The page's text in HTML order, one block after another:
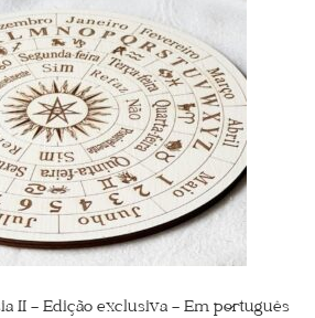
II – Edição exclusiva – Em português